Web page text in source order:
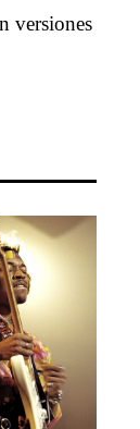
versiones